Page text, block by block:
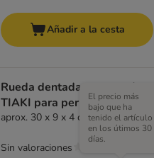
Añadir a la cesta
Rueda dentada con cuerda
TIAKI para perros
aprox. 30 x 9 x 4 cm (L x An x Al)
El precio más
bajo que ha
tenido el artículo
en los útimos 30
días.
Sin valoraciones